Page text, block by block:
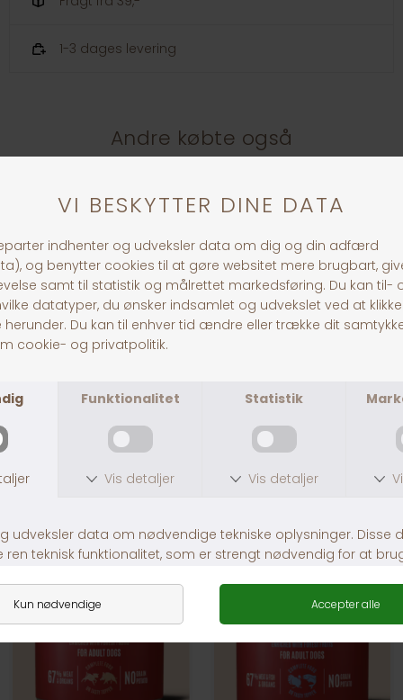
1-3 dages levering
Andre købte også
DKK 38,00